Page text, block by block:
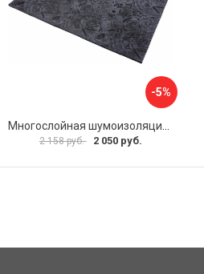
-5%
2 158 руб. 2 050 руб.